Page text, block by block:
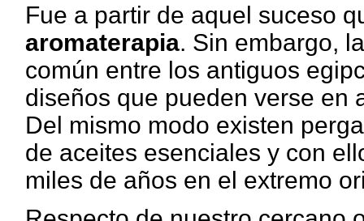
Fue a partir de aquel suceso
aromaterapia. Sin embargo,
común entre los antiguos
diseños que pueden verse en
Del mismo modo existen
de aceites esenciales y con
miles de años en el extremo